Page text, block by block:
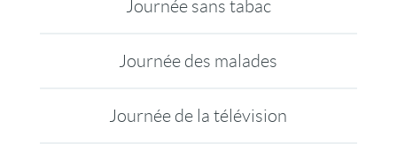
Journée sans tabac
Journée des malades
Journée de la télévision